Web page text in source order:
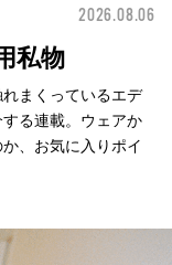
2026.08.06
私物
まくっているエデ
る連載。ウェアか
、お気に入りポイ